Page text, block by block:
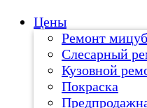
Цены
Ремонт
Слесарный
Кузовной
Покраска